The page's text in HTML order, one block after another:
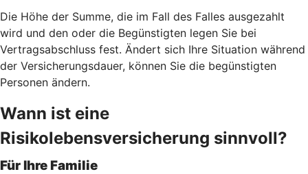
Die Höhe der Summe, die im Fall des Falles ausgezahlt
wird und den oder die Begünstigten legen Sie bei
Vertragsabschluss fest. Ändert sich Ihre Situation während
der Versicherungsdauer, können Sie die begünstigten
Personen ändern.
Wann ist eine
Risikolebensversicherung sinnvoll?
Für Ihre Familie